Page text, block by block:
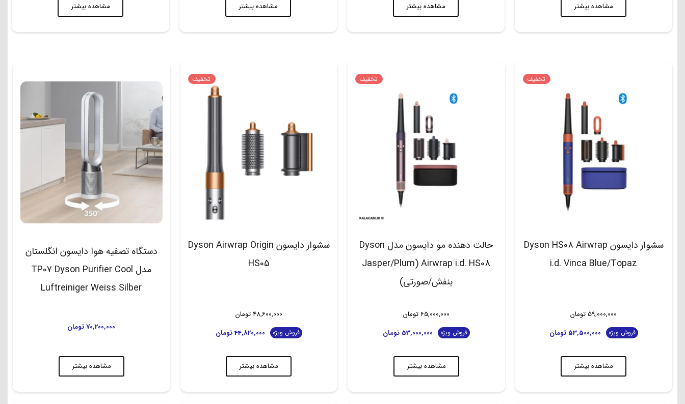
مشاهده بیشتر مشاهده بیشتر مشاهده بیشتر مشاهده بیشتر
تخفیف
سشوار دایسون Dyson HS08 Airwrap
i.d. Vinca Blue/Topaz
59,000,000 تومان
فروش ویژه 53,500,000 تومان
مشاهده بیشتر
تخفیف
حالت دهنده مو دایسون مدل Dyson
Airwrap i.d. HS08 (Jasper/Plum
بنفش/صورتی)
65,000,000 تومان
فروش ویژه 53,000,000 تومان
مشاهده بیشتر
تخفیف
سشوار دایسون Dyson Airwrap Origin
HS05
48,600,000 تومان
فروش ویژه 44,820,000تومان
مشاهده بیشتر
دستگاه تصفیه هوا دایسون انگلستان
مدل TP07 Dyson Purifier Cool
Luftreiniger Weiss Silber
70,200,000 تومان
مشاهده بیشتر